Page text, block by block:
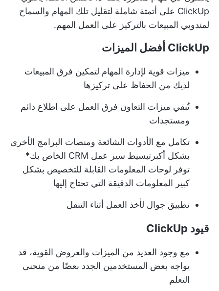
ClickUp على أتمتة شاملة لتقليل تلك المهام والسماح
لمندوبي المبيعات بالتركيز على العمل المهم.
ClickUp أفضل الميزات
ميزات قوية لإدارة المهام لتمكين فرق المبيعات
لديك من الحفاظ على تركيزها
تُبقي ميزات التعاون فرق العمل على اطلاع دائم
ومستجدات
تكامل مع الأدوات الشائعة ومنصات البرامج الأخرى
بشكل أكبر تبسيط سير عمل CRM الخاص بك
*
توفر لوحات المعلومات القابلة للتخصيص بشكل
كبير المعلومات الدقيقة التي تحتاج إليها
تطبيق جوال لأخذ العمل أثناء التنقل
قيود ClickUp
مع وجود العديد من الميزات والعروض القوية، قد
يواجه بعض المستخدمين الجدد بعضًا من منحنى
التعلم